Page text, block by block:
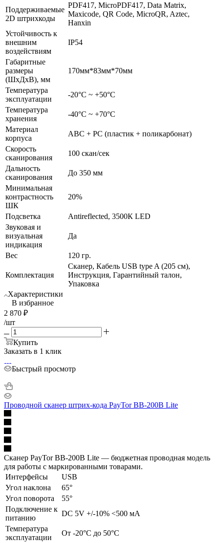
Поддерживаемые
2D штрихкоды
PDF417, MicroPDF417, Data Matrix,
Maxicode, QR Code, MicroQR, Aztec,
Hanxin
Устойчивость к
внешним
воздействиям
IP54
Габаритные
размеры
(ШхДхВ), мм
170мм*83мм*70мм
Температура
эксплуатации
-20°С ~ +50°С
Температура
хранения
-40°С ~ +70°С
Материал
корпуса
ABC + PC (пластик + поликарбонат)
Скорость
сканирования
100 скан/сек
Дальность
сканирования
До 350 мм
Минимальная
контрастность
ШК
20%
Подсветка
Antireflected, 3500К LED
Звуковая и
визуальная
индикация
Да
Вес 120 гр.
Комплектация
Сканер, Кабель USB type A (205 см),
Инструкция, Гарантийный талон,
Упаковка
Характеристики
В избранное
2 870 ₽
/шт
Купить
Заказать в 1 клик
Быстрый просмотр
Проводной сканер штрих-кода PayTor BB-200B Lite
Сканер PayTor BB-200B Lite — бюджетная проводная модель
для работы с маркированными товарами.
Интерфейсы
USB
Угол наклона
65°
Угол поворота
55°
Подключение к
питанию
DC 5V +/-10% <500 мА
Температура
эксплуатации
От -20°C до 50°C